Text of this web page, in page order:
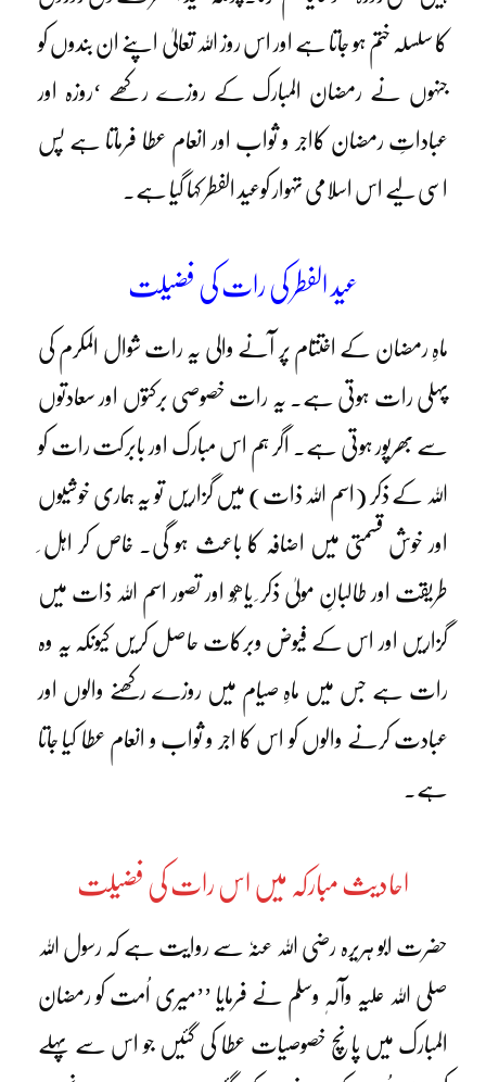
کا سلسلہ ختم ہو جاتا ہے اور اس روز اللہ تعالیٰ اپنے ان بندوں کو
جنہوں نے رمضان المبارک کے روزے رکھے ‘روزہ اور
عباداتِ رمضان کااجر و ثواب اور انعام عطا فرماتا ہے پس
اسی لیے اس اسلامی تہوار کوعید الفطر کہا گیا ہے۔
عید الفطر کی رات کی فضیلت
ماہِ رمضان کے اختتام پر آنے والی یہ رات شوال المکرم کی
پہلی رات ہوتی ہے۔ یہ رات خصوصی برکتوں اور سعادتوں
سے بھرپور ہوتی ہے۔ اگر ہم اس مبارک اور بابرکت رات کو
اللہ کے ذکر (اسم اللہ ذات) میں گزاریں تو یہ ہماری خوشیوں
اور خوش قسمتی میں اضافہ کا باعث ہو گی۔ خاص کر اہل ِ
طریقت اور طالبانِ مولیٰ ذکر ِ یاھُو اور تصور اسم اللہ ذات میں
گزاریں اور اس کے فیوض وبرکات حاصل کریں کیونکہ یہ وہ
رات ہے جس میں ماہِ صیام میں روزے رکھنے والوں اور
عبادت کرنے والوں کو اس کا اجر و ثواب و انعام عطا کیا جاتا
ہے۔
احادیث مبارکہ میں اس رات کی فضیلت
حضرت ابو ہریرہ رضی اللہ عنہٗ سے روایت ہے کہ رسول اللہ
صلی اللہ علیہ وآلہٖ وسلم نے فرمایا ’’میری اُمت کو رمضان
المبارک میں پانچ خصوصیات عطا کی گئیں جو اس سے پہلے